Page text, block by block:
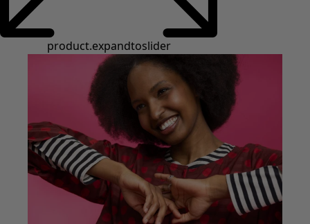
Styles de vétements
Vêtements en lin
Robes de style hippie
Vêtements hippies
Une mode scandinave
Superpositions
À rayures
Des carreaux à foison